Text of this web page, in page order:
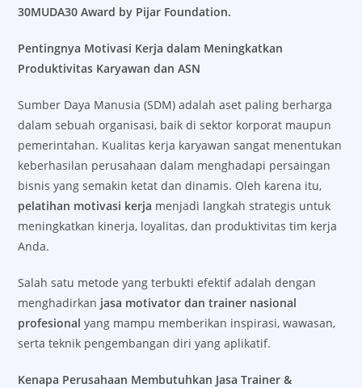
30MUDA30 Award by Pijar Foundation.
Pentingnya Motivasi Kerja dalam Meningkatkan
Produktivitas Karyawan dan ASN
Sumber Daya Manusia (SDM) adalah aset paling berharga
dalam sebuah organisasi, baik di sektor korporat maupun
pemerintahan. Kualitas kerja karyawan sangat menentukan
keberhasilan perusahaan dalam menghadapi persaingan
bisnis yang semakin ketat dan dinamis. Oleh karena itu,
pelatihan motivasi kerja menjadi langkah strategis untuk
meningkatkan kinerja, loyalitas, dan produktivitas tim kerja
Anda.
Salah satu metode yang terbukti efektif adalah dengan
menghadirkan jasa motivator dan trainer nasional
profesional yang mampu memberikan inspirasi, wawasan,
serta teknik pengembangan diri yang aplikatif.
Kenapa Perusahaan Membutuhkan Jasa Trainer &